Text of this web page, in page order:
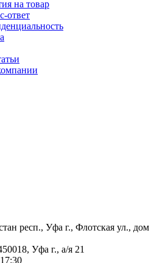
на товар
ответ
респ., Уфа г., Флотская ул., дом
Уфа г., а/я 21